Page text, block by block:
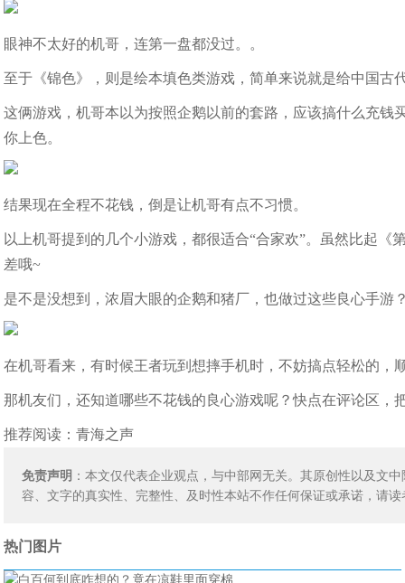
眼神不太好的机哥，连第一盘都没过。。
至于《锦色》，则是绘本填色类游戏，简单来说就是给中国古
这俩游戏，机哥本以为按照企鹅以前的套路，应该搞什么充
你上色。
结果现在全程不花钱，倒是让机哥有点不习惯。
以上机哥提到的几个小游戏，都很适合“合家欢”。虽然比起
差哦~
是不是没想到，浓眉大眼的企鹅和猪厂，也做过这些良心手游
在机哥看来，有时候王者玩到想摔手机时，不妨搞点轻松的，
那机友们，还知道哪些不花钱的良心游戏呢？快点在评论区，
推荐阅读：青海之声
免责声明 ：本文仅代表企业观点，与中部网无关。其原创性以及文
容、文字的真实性、完整性、及时性本站不作任何保证或承诺，请
热门图片